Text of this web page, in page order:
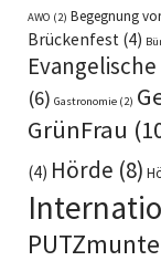
AWO (2) Begegnung
Brückenfest (4)
(6) Gastronomie (2)
GrünFrau
(4) Hörde (8)